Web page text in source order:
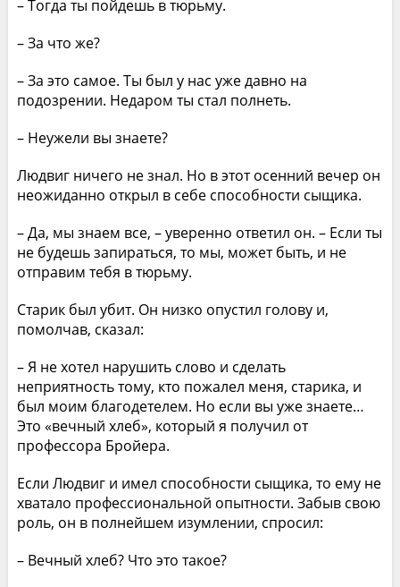
– Тогда ты пойдешь в тюрьму.
– За что же?
– За это самое. Ты был у нас уже давно на
подозрении. Недаром ты стал полнеть.
– Неужели вы знаете?
Людвиг ничего не знал. Но в этот осенний вечер он
неожиданно открыл в себе способности сыщика.
– Да, мы знаем все, – уверенно ответил он. – Если ты
не будешь запираться, то мы, может быть, и не
отправим тебя в тюрьму.
Старик был убит. Он низко опустил голову и,
помолчав, сказал:
– Я не хотел нарушить слово и сделать
неприятность тому, кто пожалел меня, старика, и
был моим благодетелем. Но если вы уже знаете…
Это «вечный хлеб», который я получил от
профессора Бройера.
Если Людвиг и имел способности сыщика, то ему не
хватало профессиональной опытности. Забыв свою
роль, он в полнейшем изумлении, спросил:
– Вечный хлеб? Что это такое?